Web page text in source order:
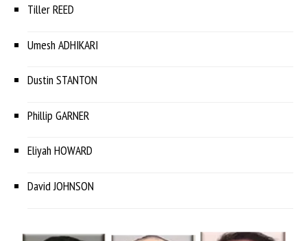
Tiller REED
Umesh ADHIKARI
Dustin STANTON
Phillip GARNER
Eliyah HOWARD
David JOHNSON